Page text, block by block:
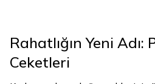
Rahatlığın Yeni Adı:
Ceketleri